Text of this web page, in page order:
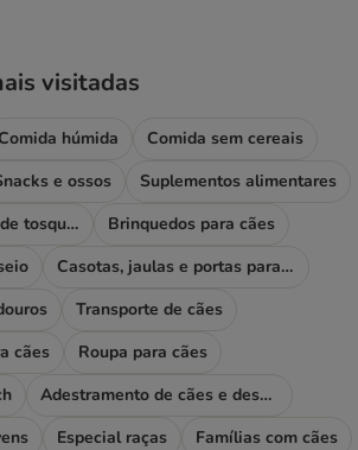
visitadas
Comida húmida
Comida sem cereais
e ossos
Suplementos alimentares
Higiene e máquinas de tosquiar
Brinquedos para cães
Casotas, jaulas e portas para cães
Transporte de cães
cães
Roupa para cães
Adestramento de cães e desporto
Especial raças
Famílias com cães